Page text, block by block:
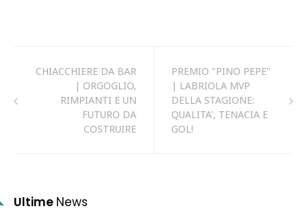
CHIACCHIERE DA BAR
| ORGOGLIO,
RIMPIANTI E UN
FUTURO DA
COSTRUIRE
PREMIO "PINO PEPE"
| LABRIOLA MVP
DELLA STAGIONE:
QUALITA', TENACIA E
GOL!
Ultime News